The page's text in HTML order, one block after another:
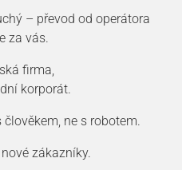
– převod od operátora
za vás.
firma,
korporát.
ne s robotem.
zákazníky.